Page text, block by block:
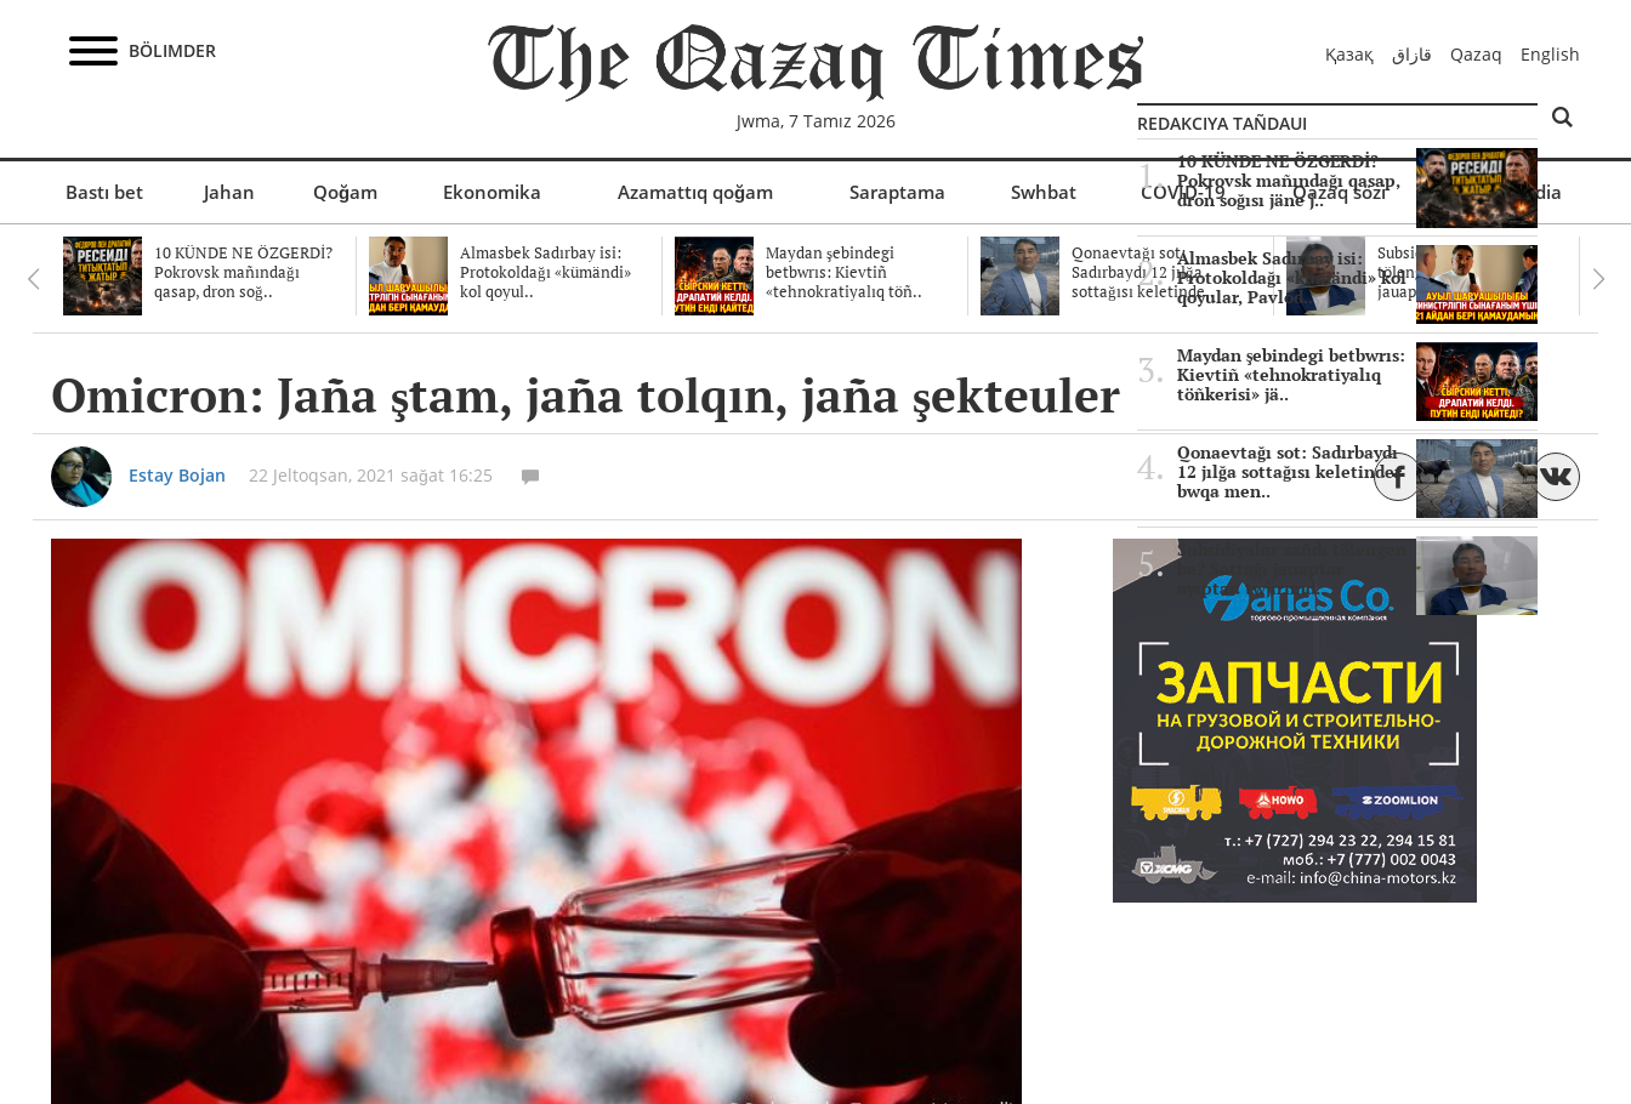
BÖLIMDER
Jwma, 7 Tamız 2026
Қазақ قازاق Qazaq English
Bastı bet Jahan Qoğam Ekonomika Azamattıq qoğam Saraptama Swhbat COVID-19 Qazaq sözi Mul'timedia
10 KÜNDE NE ÖZGERDİ?
Pokrovsk mañındağı
qasap, dron soğ..
Almasbek Sadırbay isi:
Protokoldağı «kümändi»
kol qoyul..
Maydan şebindegi
betbwrıs: Kievtiñ
«tehnokratiyalıq töñ..
Qonaevtağı sot:
Sadırbaydı 12 jılğa
sottağısı keletinde..
Subsidiyalar zañdı
tölengen be? Sottağı
jauaptar ayıpta..
Omicron: Jaña ştam, jaña tolqın, jaña şekteuler
Estay Bojan 22 Jeltoqsan, 2021 sağat 16:25
REDAKCIYA TAÑDAUI
10 KÜNDE NE ÖZGERDİ?
Pokrovsk mañındağı qasap,
dron soğısı jäne j..
Almasbek Sadırbay isi:
Protokoldağı «kümändi» kol
qoyular, Pavlod..
Maydan şebindegi betbwrıs:
Kievtiñ «tehnokratiyalıq
töñkerisi» jä..
Qonaevtağı sot: Sadırbaydı
12 jılğa sottağısı keletinder
bwqa men..
Subsidiyalar zañdı tölengen
ayıptau twjırımd..